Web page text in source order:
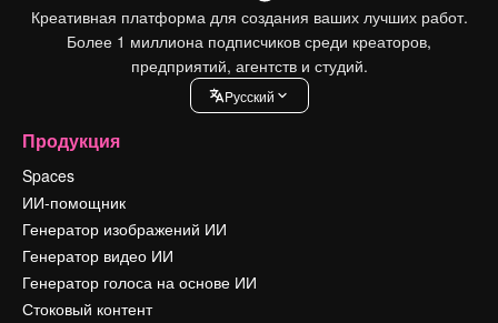
Креативная платформа для создания ваших лучших работ.
Более 1 миллиона подписчиков среди креаторов,
предприятий, агентств и студий.
Pусский
Продукция
Spaces
ИИ-помощник
Генератор изображений ИИ
Генератор видео ИИ
Генератор голоса на основе ИИ
Стоковый контент